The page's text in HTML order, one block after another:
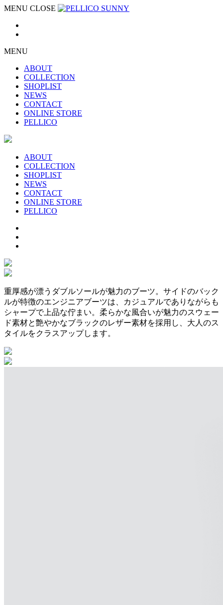
MENU CLOSE
MENU
ABOUT
COLLECTION
SHOPLIST
NEWS
CONTACT
ONLINE STORE
PELLICO
ABOUT
COLLECTION
SHOPLIST
NEWS
CONTACT
ONLINE STORE
PELLICO
重厚感が漂うダブルソールが魅力のブーツ。サイドのバック
ルが特徴のエンジニアブーツは、カジュアルでありながらも
シャープで上品な佇まい。柔らかな風合いが魅力のスウェー
ド素材と艶やかなブラックのレザー素材を採用し、大人のス
タイルをクラスアップします。